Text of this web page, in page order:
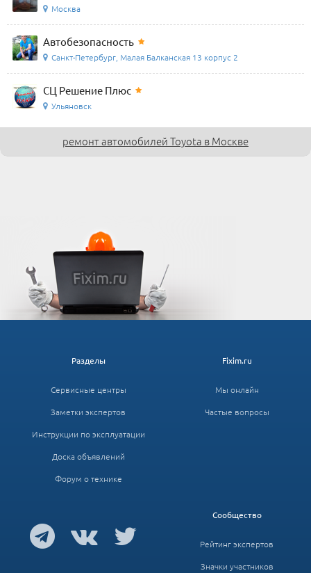
Москва
Автобезопасность
Санкт-Петербург, Малая Балканская 13 корпус 2
СЦ Решение Плюс
Ульяновск
ремонт автомобилей Toyota в Москве
Fixim.ru
Мы онлайн
Частые вопросы
Разделы
Сервисные центры
Заметки экспертов
Инструкции по эксплуатации
Доска объявлений
Форум о технике
Сообщество
Рейтинг экспертов
Значки участников